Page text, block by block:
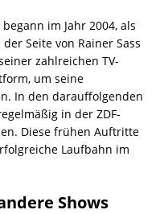
im Jahr 2004, als
Seite von Rainer Sass
zahlreichen TV-
um seine
In den darauffolgenden
in der ZDF-
Diese frühen Auftritte
Laufbahn im
Shows